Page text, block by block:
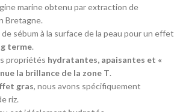
marine obtenu par extraction de
Bretagne.
sébum à la surface de la peau pour un effet
terme.
propriétés hydratantes, apaisantes et «
la brillance de la zone T.
gras, nous avons spécifiquement
riz.